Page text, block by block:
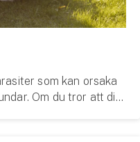
som kan orsaka
Om du tror att din